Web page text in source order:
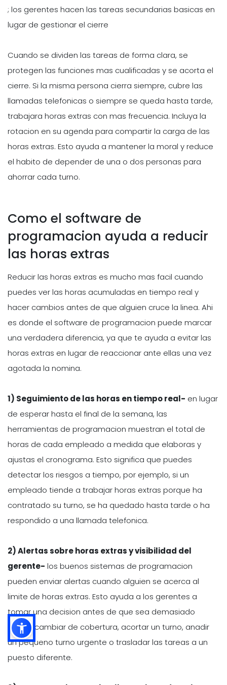
; los gerentes hacen las tareas secundarias basicas en
lugar de gestionar el cierre
Cuando se dividen las tareas de forma clara, se
protegen las funciones mas cualificadas y se acorta el
cierre. Si la misma persona cierra siempre, cubre las
llamadas telefonicas o siempre se queda hasta tarde,
trabajara horas extras con mas frecuencia. Incluya la
rotacion en su agenda para compartir la carga de las
horas extras. Esto ayuda a mantener la moral y reduce
el habito de depender de una o dos personas para
ahorrar cada turno.
Como el software de
programacion ayuda a reducir
las horas extras
Reducir las horas extras es mucho mas facil cuando
puedes ver las horas acumuladas en tiempo real y
hacer cambios antes de que alguien cruce la linea. Ahi
es donde el software de programacion puede marcar
una verdadera diferencia, ya que te ayuda a evitar las
horas extras en lugar de reaccionar ante ellas una vez
agotada la nomina.
1) Seguimiento de las horas en tiempo real- en lugar
de esperar hasta el final de la semana, las
herramientas de programacion muestran el total de
horas de cada empleado a medida que elaboras y
ajustas el cronograma. Esto significa que puedes
detectar los riesgos a tiempo, por ejemplo, si un
empleado tiende a trabajar horas extras porque ha
contratado su turno, se ha quedado hasta tarde o ha
respondido a una llamada telefonica.
2) Alertas sobre horas extras y visibilidad del
gerente- los buenos sistemas de programacion
pueden enviar alertas cuando alguien se acerca al
limite de horas extras. Esto ayuda a los gerentes a
tomar una decision antes de que sea demasiado
tarde- cambiar de cobertura, acortar un turno, anadir
un pequeno turno urgente o trasladar las tareas a un
puesto diferente.